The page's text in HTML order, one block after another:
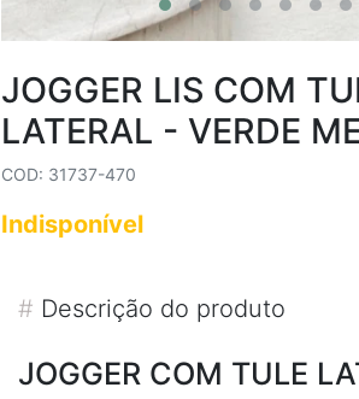
JOGGER LIS COM
LATERAL - VERDE
COD: 31737-470
Indisponível
# Descrição do produto
JOGGER COM TULE